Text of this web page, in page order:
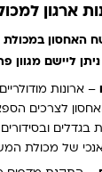
ארגון
האחסון
ליישם מגוון
– ארונות
לצרכים
בגדלים
של מכולת